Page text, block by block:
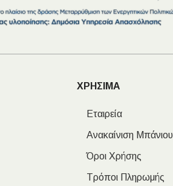
ΧΡΗΣΙΜΑ
Εταιρεία
Ανακαίνιση Μπάνιου
Όροι Χρήσης
Τρόποι Πληρωμής